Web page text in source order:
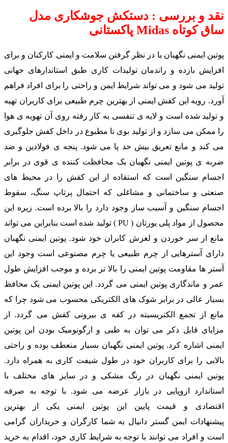
نقد و بررسی : دستکش جوشکاری مدل
ساق کوتاه Midas پاکستانی
پوتین ایمنی نگهبان با در نظر گرفتن سلامت و ایمنی کارکنان و برای
افزایش بازده و راندمان تولیدات کاری طبق استاندارهای جهانی
تولید می شود و می تواند شرایط ایمن و راحتی را برای افراد فراهم
آورد. رویه این کفش ایمنی از بهترین چرم طبیعی برای کاربران تهیه
و تولید شده است و لایه ی تنفسی به کار رفته روی آن تهویه ی هوا
را ممکن می سازد و از تولید بوی نا مطبوع در داخل کفش جلوگیری
می کند و مانع تعریق بیش حد پا می شود. پنجه ی فولادین و ضد
ضربه ی پوتین ایمنی نگهبان یک محافظت کننده ی قوی در برابر
اجسام سنگین است که استفاده از این کفش را در محیط های
صنعتی و ساختمانی و مشاغلی که احتمال پرتاپ سنگ، سقوط
اجسام سنگین و آسیب ساز وجود دارد را بالا برده است. زیره این
محصول از مواد پلی یورتان ( PU ) تولید شده است بنابراین می تواند
مانع از سر خوردن و لغزش کابران خود شود. پوتین ایمنی نگهبان
دارای آسترهایی از چرم طبیعی یا چرم مصنوعی است وجود این
آستر ها مقاومت پوتین ایمنی را بالا تر برده و موجب افزایش طول
عمر و ماندگاری پوتین ایمنی می گردد. این پوتین ایمنی یک محافظ
بسیار عالی در برابر شوک های الکتریکی محسوب می شود چرا که
مانع از تجمع الکتریسیته در کفه ی بیرونی کفش می گردد. از
مزایای قابل ذکر می توان به طبی و ارگونومیک بودن این پوتین
ایمنی اشاره کرد. پوتین ایمنی نگهبان بسیار منعطف بوده و راحتی
بالایی را برای کاربران خود در طول شیفت کاری به همراه دارد.
پوتین ایمنی نگهبان در رنگ مشکی و در سایز های مختلف با
استاندارد اروپایی در بازار عرضه می شود. با توجه به صرفه
اقتصادی و قیمت پایین این پوتین ایمنی یکی از بهترین
پیشنهادات ایمن گستر دانیال به شما کارگران و خریداران گرامی
است و افراد می توانند با توجه به شرایط کاری خود، اقدام به خرید